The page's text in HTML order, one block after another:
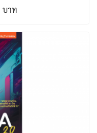
บาท